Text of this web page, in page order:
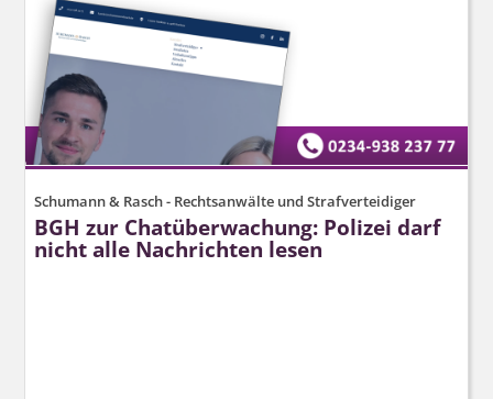
Schumann & Rasch - Rechtsanwälte und Strafverteidiger
BGH zur Chatüberwachung: Polizei darf
nicht alle Nachrichten lesen